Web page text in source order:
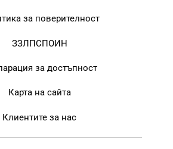
за поверителност
ЗЗЛПСПОИН
за достъпност
Карта на сайта
Клиентите за нас